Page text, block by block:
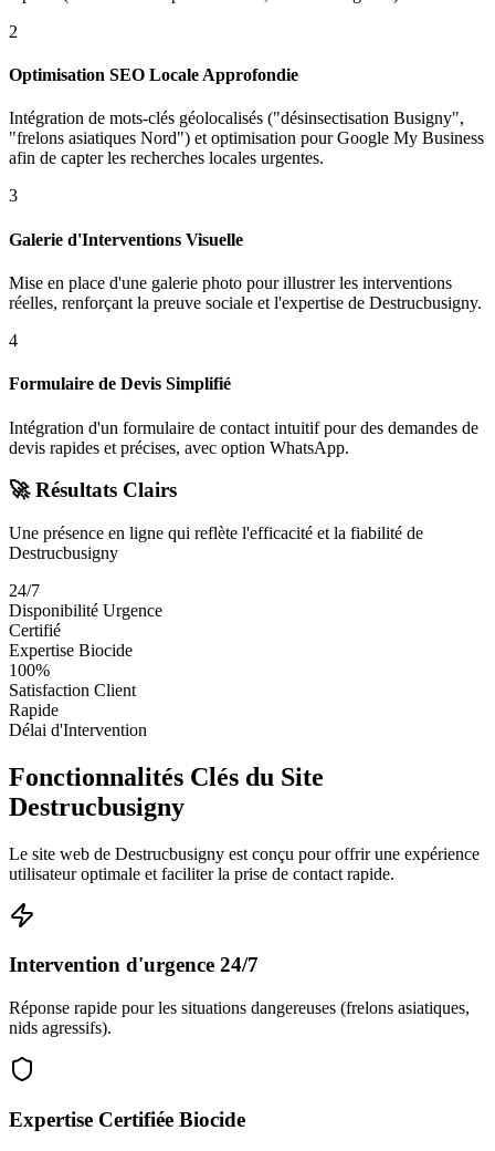
2
Optimisation SEO Locale Approfondie
Intégration de mots-clés géolocalisés ("désinsectisation Busigny",
"frelons asiatiques Nord") et optimisation pour Google My Business
afin de capter les recherches locales urgentes.
3
Galerie d'Interventions Visuelle
Mise en place d'une galerie photo pour illustrer les interventions
réelles, renforçant la preuve sociale et l'expertise de Destrucbusigny.
4
Formulaire de Devis Simplifié
Intégration d'un formulaire de contact intuitif pour des demandes de
devis rapides et précises, avec option WhatsApp.
🚀 Résultats Clairs
Une présence en ligne qui reflète l'efficacité et la fiabilité de
Destrucbusigny
24/7
Disponibilité Urgence
Certifié
Expertise Biocide
100%
Satisfaction Client
Rapide
Délai d'Intervention
Fonctionnalités Clés du Site
Destrucbusigny
Le site web de Destrucbusigny est conçu pour offrir une expérience
utilisateur optimale et faciliter la prise de contact rapide.
Intervention d'urgence 24/7
Réponse rapide pour les situations dangereuses (frelons asiatiques,
nids agressifs).
Expertise Certifiée Biocide